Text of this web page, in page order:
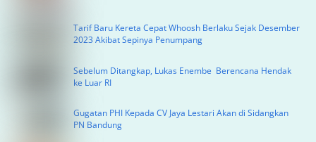
Tarif Baru Kereta Cepat Whoosh Berlaku Sejak Desember
2023 Akibat Sepinya Penumpang
Sebelum Ditangkap, Lukas Enembe Berencana Hendak
ke Luar RI
Gugatan PHI Kepada CV Jaya Lestari Akan di Sidangkan
PN Bandung